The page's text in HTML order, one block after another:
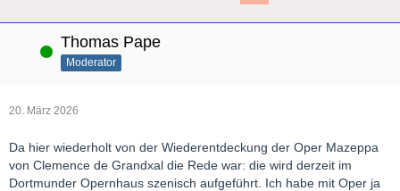
Online Thomas Pape
Moderator
20. März 2026
Da hier wiederholt von der Wiederentdeckung der Oper Mazeppa
von Clemence de Grandxal die Rede war: die wird derzeit im
Dortmunder Opernhaus szenisch aufgeführt. Ich habe mit Oper ja